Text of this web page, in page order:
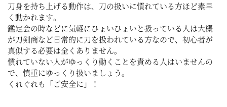
刀身を持ち上げる動作は、刀の扱いに慣れている方ほど素早
く動かれます。
鑑定会の時などに気軽にひょいひょいと扱っている人は大概
が刀剣商など日常的に刀を扱われている方なので、初心者が
真似する必要は全くありません。
慣れていない人がゆっくり動くことを責める人はいませんの
で、慎重にゆっくり扱いましょう。
くれぐれも「ご安全に」！